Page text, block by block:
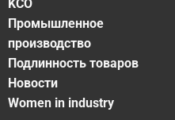
KCO
Промышленное
производство
Подлинность товаров
Новости
Women in industry